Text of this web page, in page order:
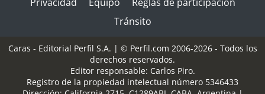
Tránsito
Caras - Editorial Perfil S.A. | © Perfil.com 2006-2026 - Todos los
derechos reservados.
Editor responsable: Carlos Piro.
Registro de la propiedad intelectual número 5346433